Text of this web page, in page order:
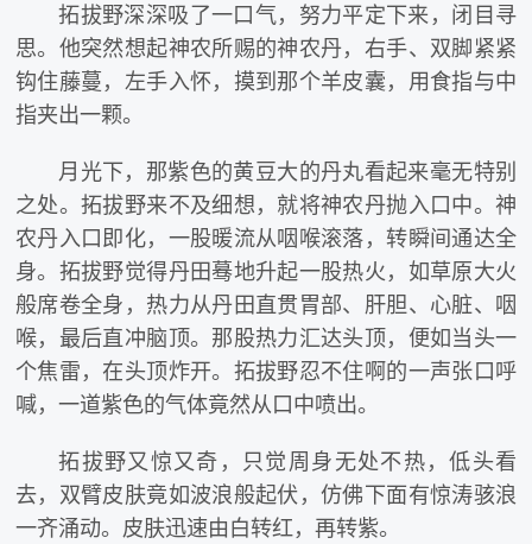
拓拔野深深吸了一口气，努力平定下来，闭目寻
思。他突然想起神农所赐的神农丹，右手、双脚紧紧
钩住藤蔓，左手入怀，摸到那个羊皮囊，用食指与中
指夹出一颗。
月光下，那紫色的黄豆大的丹丸看起来毫无特别
之处。拓拔野来不及细想，就将神农丹抛入口中。神
农丹入口即化，一股暖流从咽喉滚落，转瞬间通达全
身。拓拔野觉得丹田蓦地升起一股热火，如草原大火
般席卷全身，热力从丹田直贯胃部、肝胆、心脏、咽
喉，最后直冲脑顶。那股热力汇达头顶，便如当头一
个焦雷，在头顶炸开。拓拔野忍不住啊的一声张口呼
喊，一道紫色的气体竟然从口中喷出。
拓拔野又惊又奇，只觉周身无处不热，低头看
去，双臂皮肤竟如波浪般起伏，仿佛下面有惊涛骇浪
一齐涌动。皮肤迅速由白转红，再转紫。